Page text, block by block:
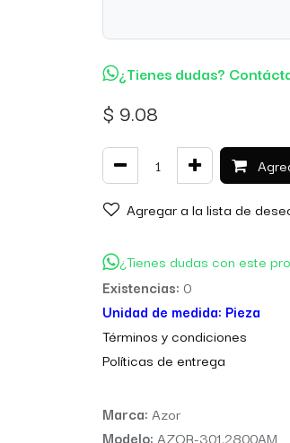
¿Tienes dudas?
$ 9.08
Agregar a la lista de
¿Tienes dudas con este
Existencias: 0
Unidad de medida: Pieza
Términos y condiciones
Políticas de entrega
Marca: Azor
Modelo: AZOR-301.2800AM